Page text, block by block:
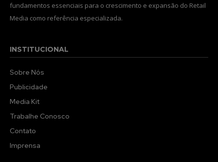
fundamentos essenciais para o crescimento e expansão do Retail
Media como referência especializada.
INSTITUCIONAL
Sobre Nós
Publicidade
Media Kit
Trabalhe Conosco
Contato
Imprensa